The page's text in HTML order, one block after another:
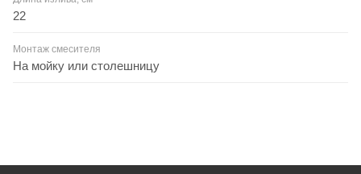
22
Монтаж смесителя
На мойку или столешницу